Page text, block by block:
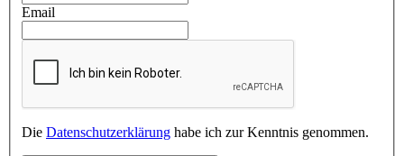
Email
Die Datenschutzerklärung habe ich zur Kenntnis genommen.